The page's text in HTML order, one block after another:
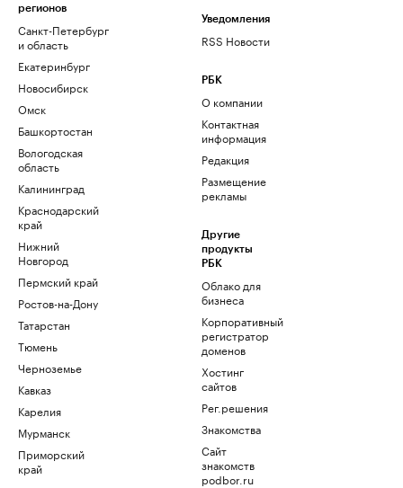
регионов
Санкт-Петербург
и область
Екатеринбург
Новосибирск
Омск
Башкортостан
Вологодская
область
Калининград
Краснодарский
край
Нижний
Новгород
Пермский край
Ростов-на-Дону
Татарстан
Тюмень
Черноземье
Кавказ
Карелия
Мурманск
Приморский
край
Уведомления
RSS Новости
РБК
О компании
Контактная
информация
Редакция
Размещение
рекламы
Другие
продукты
РБК
Облако для
бизнеса
Корпоративный
регистратор
доменов
Хостинг
сайтов
Рег.решения
Знакомства
Сайт
знакомств
podbor.ru